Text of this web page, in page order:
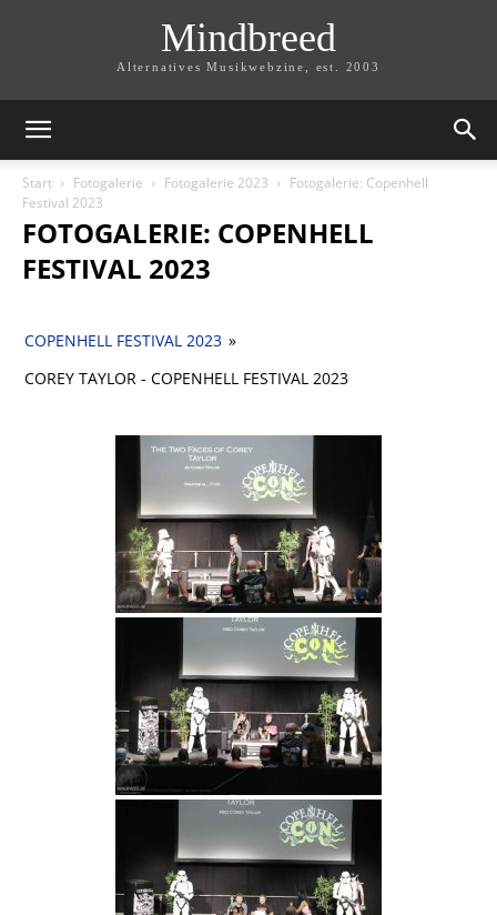
Mindbreed
Alternatives Musikwebzine, est. 2003
Start Fotogalerie Fotogalerie 2023
Fotogalerie: Copenhell
Festival 2023
FOTOGALERIE: COPENHELL
FESTIVAL 2023
COPENHELL FESTIVAL 2023 »
COREY TAYLOR - COPENHELL FESTIVAL 2023